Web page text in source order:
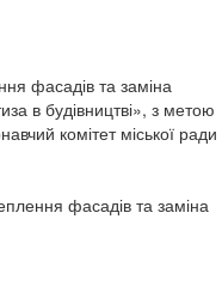
фасадів та заміна
в будівництві», з метою
комітет міської ради
фасадів та заміна